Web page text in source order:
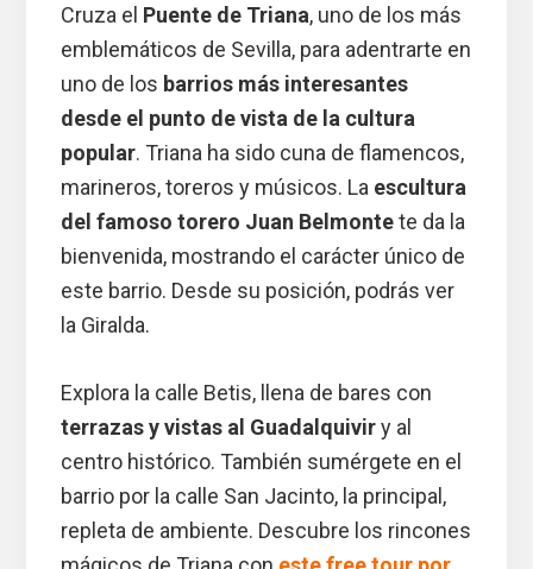
Cruza el Puente de Triana, uno de los más
emblemáticos de Sevilla, para adentrarte en
uno de los barrios más interesantes
desde el punto de vista de la cultura
popular. Triana ha sido cuna de flamencos,
marineros, toreros y músicos. La escultura
del famoso torero Juan Belmontete da la
bienvenida, mostrando el carácter único de
este barrio. Desde su posición, podrás ver
la Giralda.
Explora la calle Betis, llena de bares con
terrazas y vistas al Guadalquiviry al
centro histórico. También sumérgete en el
barrio por la calle San Jacinto, la principal,
repleta de ambiente. Descubre los rincones